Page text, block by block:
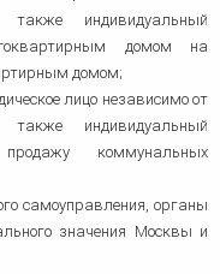
индивидуальный
домом на
домом;
лицо независимо от
индивидуальный
продажу коммунальных
самоуправления, органы
значения Москвы и